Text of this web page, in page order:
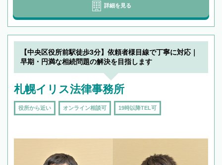
詳細を見る
【中央区役所前駅徒歩3分】依頼者様目線で丁寧に対応｜
早期・円満な相続問題の解決を目指します
札幌イリス法律事務所
役所から近い オンライン相談可 19時以降TEL可